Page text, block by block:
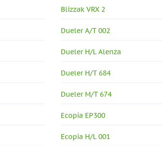
Blizzak VRX 2
Dueler A/T 002
Dueler H/L Alenza
Dueler H/T 684
Dueler M/T 674
Ecopia EP300
Ecopia H/L 001